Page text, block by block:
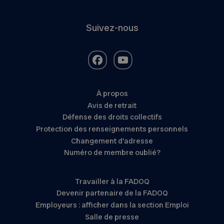
Suivez-nous
À propos
Avis de retrait
Défense des droits collectifs
Protection des renseignements personnels
Changement d’adresse
Numéro de membre oublié?
Travailler à la FADOQ
Devenir partenaire de la FADOQ
Employeurs : afficher dans la section Emploi
Salle de presse